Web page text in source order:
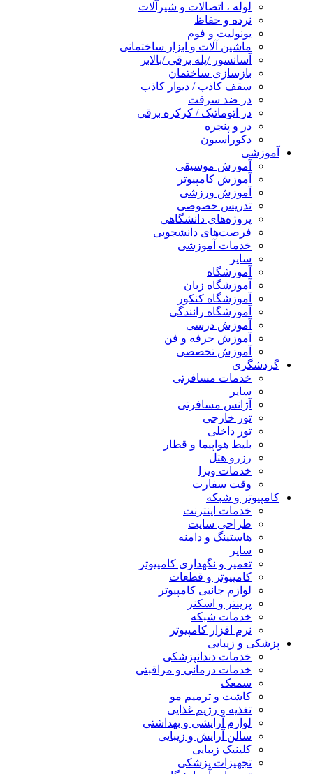
لوله ، اتصالات و شیرآلات
نرده و حفاظ
یونولیت و فوم
ماشین آلات و ابزار ساختمانی
آسانسور /پله برقی /بالابر
بازسازی ساختمان
سقف کاذب / دیوار کاذب
در ضد سرقت
در اتوماتیک / کرکره برقی
در و پنجره
دکوراسیون
آموزشی
آموزش موسیقی
آموزش کامپیوتر
آموزش ورزشی
تدریس خصوصی
پروژه‌های دانشگاهی
فرصت‌های دانشجویی
خدمات آموزشی
سایر
آموزشگاه
آموزشگاه زبان
آموزشگاه کنکور
آموزشگاه رانندگی
آموزش درسی
آموزش حرفه و فن
آموزش تخصصی
گردشگری
خدمات مسافرتی
سایر
آژانس مسافرتی
تور خارجی
تور داخلی
بلیط هواپیما و قطار
رزرو هتل
خدمات ویزا
وقت سفارت
کامپیوتر و شبکه
خدمات اینترنت
طراحی سایت
هاستینگ و دامنه
سایر
تعمیر و نگهداری کامپیوتر
کامپیوتر و قطعات
لوازم جانبی کامپیوتر
پرینتر و اسکنر
خدمات شبکه
نرم افزار کامپیوتر
پزشکی و زیبایی
خدمات دندانپزشکی
خدمات درمانی و مراقبتی
سمعک
کاشت و ترمیم مو
تغذیه و رژیم غذایی
لوازم آرایشی و بهداشتی
سالن آرایش و زیبایی
کلینیک زیبایی
تجهیزات پزشکی